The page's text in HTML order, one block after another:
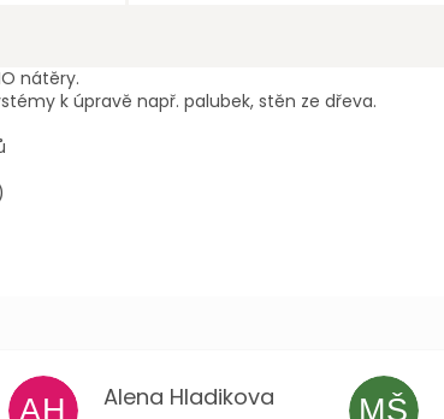
nátěry.
k úpravě např. palubek, stěn ze dřeva.
AH Alena Hladikova MŠ